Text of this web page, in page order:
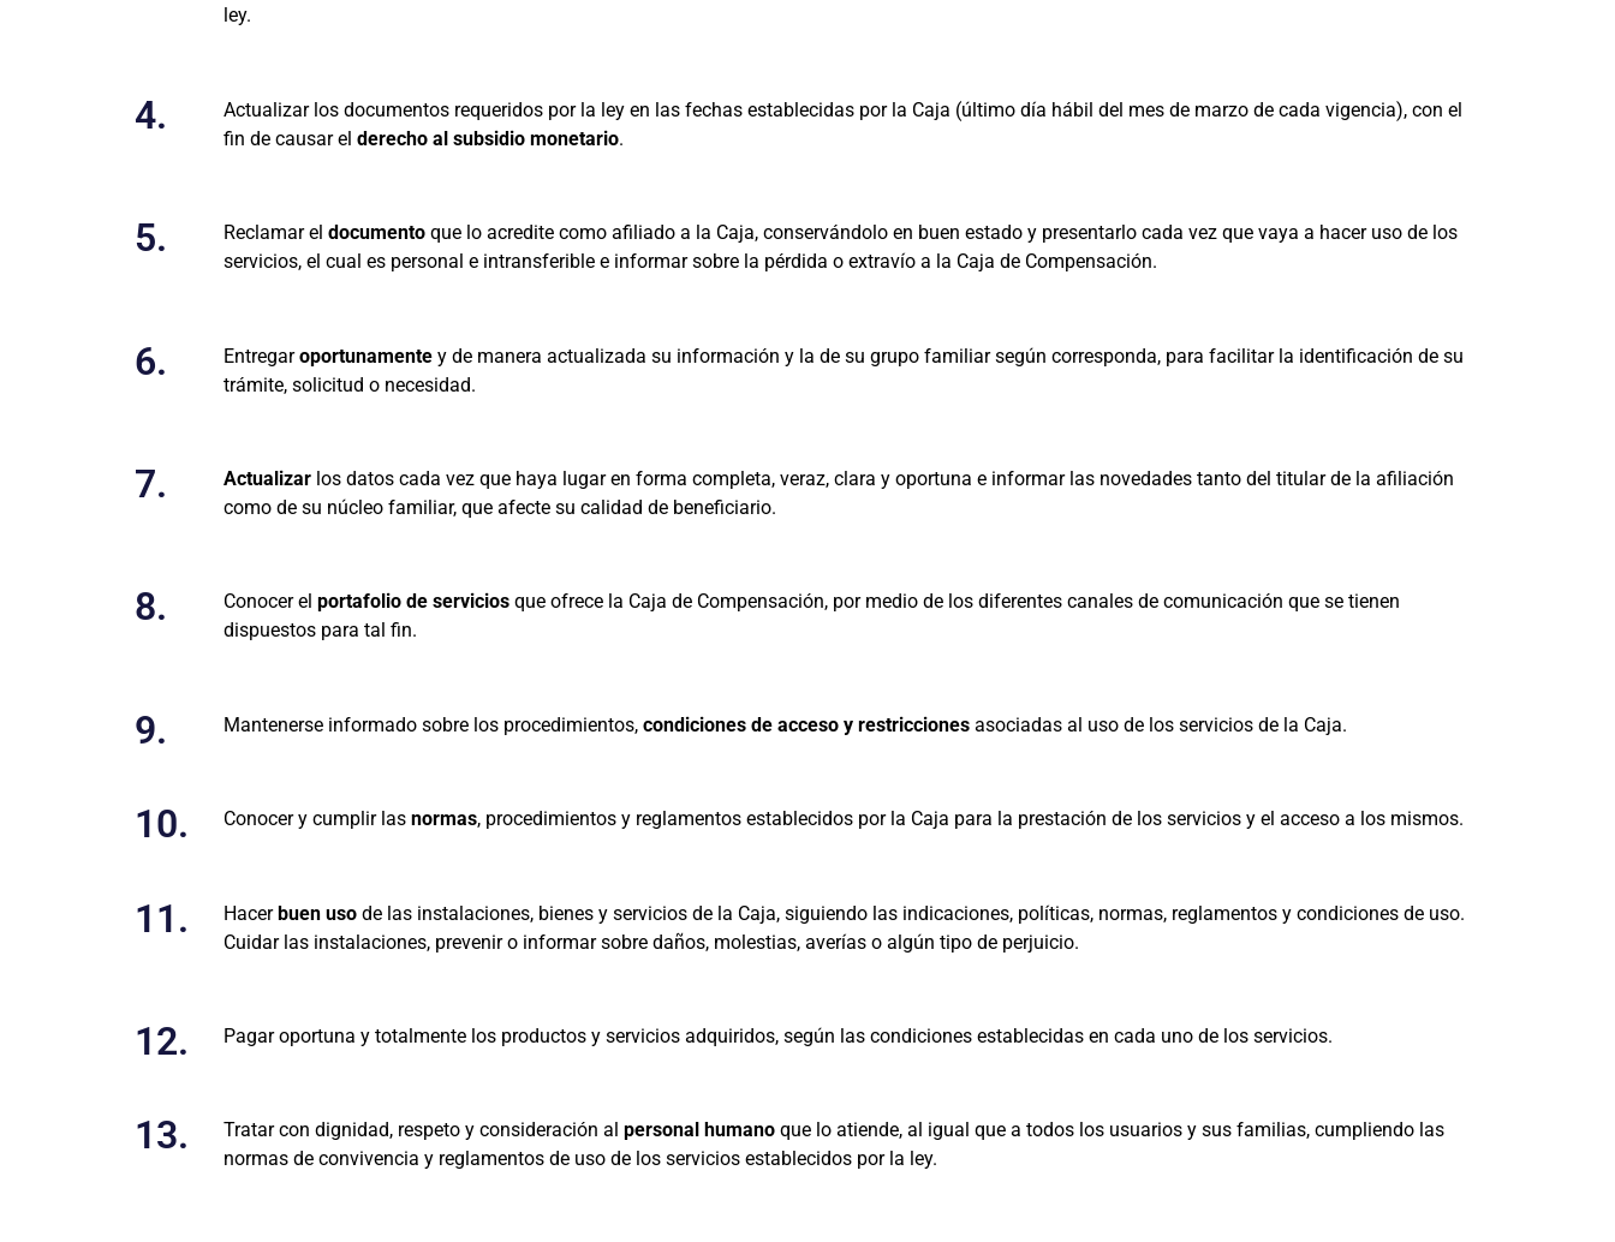
ley.
4.
Actualizar los documentos requeridos por la ley en las fechas establecidas por la Caja (último día hábil del mes de marzo de cada vigencia), con el
fin de causar el derecho al subsidio monetario.
5. Reclamar el documentoque lo acredite como afiliado a la Caja, conservándolo en buen estado y presentarlo cada vez que vaya a hacer uso de los
servicios, el cual es personal e intransferible e informar sobre la pérdida o extravío a la Caja de Compensación.
6. Entregaroportunamentey de manera actualizada su información y la de su grupo familiar según corresponda, para facilitar la identificación de su
trámite, solicitud o necesidad.
7. Actualizarlos datos cada vez que haya lugar en forma completa, veraz, clara y oportuna e informar las novedades tanto del titular de la afiliación
como de su núcleo familiar, que afecte su calidad de beneficiario.
8. Conocer el portafolio de serviciosque ofrece la Caja de Compensación, por medio de los diferentes canales de comunicación que se tienen
dispuestos para tal fin.
9. Mantenerse informado sobre los procedimientos, condiciones de acceso y restriccionesasociadas al uso de los servicios de la Caja.
10. Conocer y cumplir las normas, procedimientos y reglamentos establecidos por la Caja para la prestación de los servicios y el acceso a los mismos.
11. Hacerbuen usode las instalaciones, bienes y servicios de la Caja, siguiendo las indicaciones, políticas, normas, reglamentos y condiciones de uso.
Cuidar las instalaciones, prevenir o informar sobre daños, molestias, averías o algún tipo de perjuicio.
12. Pagar oportuna y totalmente los productos y servicios adquiridos, según las condiciones establecidas en cada uno de los servicios.
13. Tratar con dignidad, respeto y consideración al personal humanoque lo atiende, al igual que a todos los usuarios y sus familias, cumpliendo las
normas de convivencia y reglamentos de uso de los servicios establecidos por la ley.